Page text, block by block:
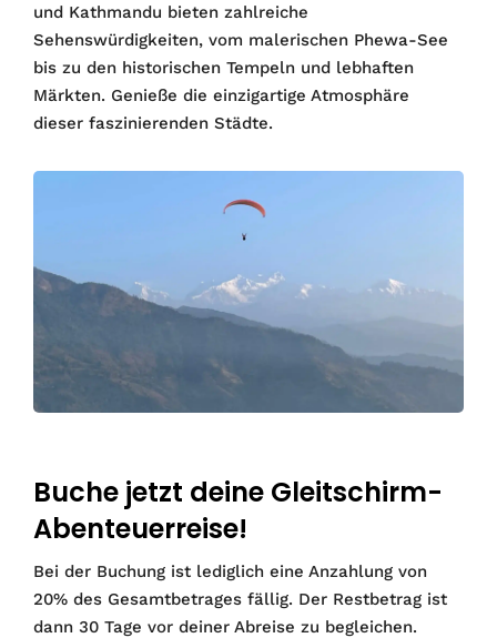
und Kathmandu bieten zahlreiche
Sehenswürdigkeiten, vom malerischen Phewa-See
bis zu den historischen Tempeln und lebhaften
Märkten. Genieße die einzigartige Atmosphäre
dieser faszinierenden Städte.
Buche jetzt deine Gleitschirm-
Abenteuerreise!
Bei der Buchung ist lediglich eine Anzahlung von
20% des Gesamtbetrages fällig. Der Restbetrag ist
dann 30 Tage vor deiner Abreise zu begleichen.